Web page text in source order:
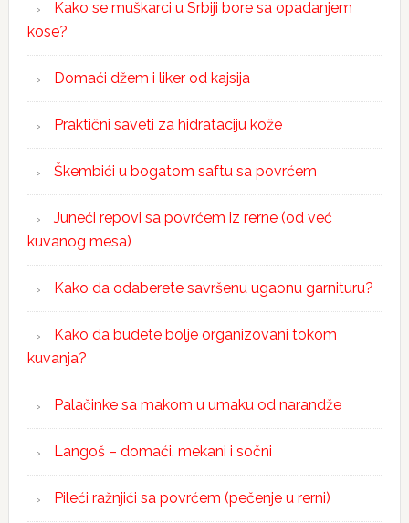
Kako se muškarci u Srbiji bore sa opadanjem
kose?
Domaći džem i liker od kajsija
Praktični saveti za hidrataciju kože
Škembići u bogatom saftu sa povrćem
Juneći repovi sa povrćem iz rerne (od već
kuvanog mesa)
Kako da odaberete savršenu ugaonu garnituru?
Kako da budete bolje organizovani tokom
kuvanja?
Palačinke sa makom u umaku od narandže
Langoš – domaći, mekani i sočni
Pileći ražnjići sa povrćem (pečenje u rerni)